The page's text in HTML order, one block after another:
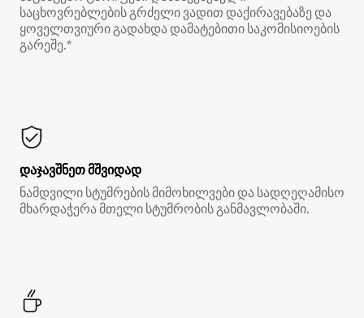
საცხოვრებლების გრძელი ვადით დაქირავებაზე და
ყოველთვიური გადახდა დამატებითი საკომისიოების
გარეშე.*
დაჯავშნეთ მშვიდად
ნამდვილი სტუმრების მიმოხილვები და სადღეღამისო
მხარდაჭერა მთელი სტუმრობის განმავლობაში.